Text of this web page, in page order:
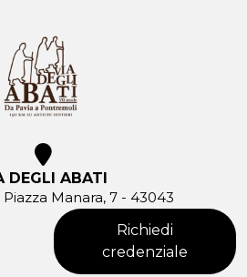
DEGLI ABATI
Manara, 7 - 43043
Richiedi
credenziale